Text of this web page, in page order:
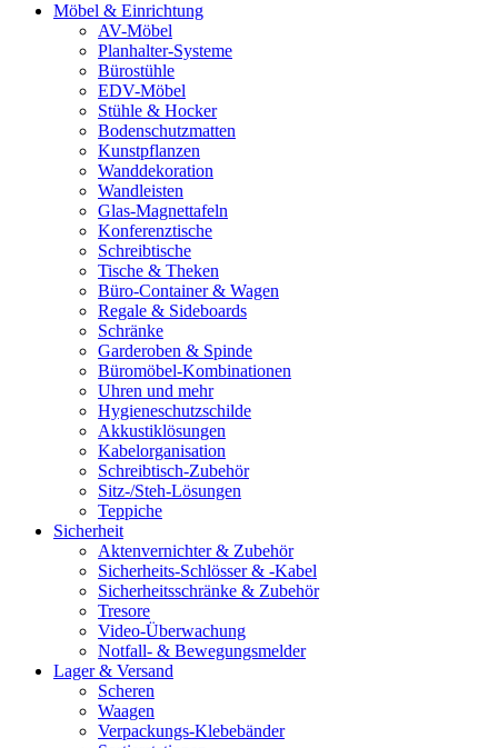
Möbel & Einrichtung
AV-Möbel
Planhalter-Systeme
Bürostühle
EDV-Möbel
Stühle & Hocker
Bodenschutzmatten
Kunstpflanzen
Wanddekoration
Wandleisten
Glas-Magnettafeln
Konferenztische
Schreibtische
Tische & Theken
Büro-Container & Wagen
Regale & Sideboards
Schränke
Garderoben & Spinde
Büromöbel-Kombinationen
Uhren und mehr
Hygieneschutzschilde
Akkustiklösungen
Kabelorganisation
Schreibtisch-Zubehör
Sitz-/Steh-Lösungen
Teppiche
Sicherheit
Aktenvernichter & Zubehör
Sicherheits-Schlösser & -Kabel
Sicherheitsschränke & Zubehör
Tresore
Video-Überwachung
Notfall- & Bewegungsmelder
Lager & Versand
Scheren
Waagen
Verpackungs-Klebebänder